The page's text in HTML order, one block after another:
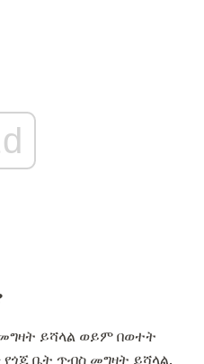
ይሻላል ወይም በወተት
ቤት ጥብስ መግዛት ይሻላል.